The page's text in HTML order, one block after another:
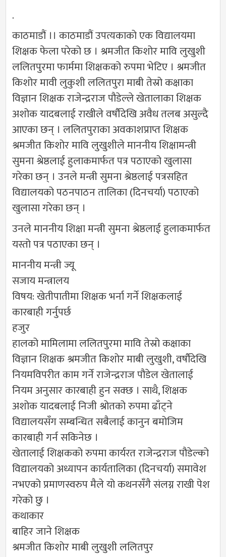
.
काठमाडौं ।। काठमाडौं उपत्यकाको एक विद्यालयमा
शिक्षक फेला परेको छ । श्रमजीत किशोर मावि लुखुशी
ललितपुरमा फार्ममा शिक्षकको रुपमा भेटिए । श्रमजीत
किशोर मावी लुकुशी ललितपुरा माबी तेस्रो कक्षाका
विज्ञान शिक्षक राजेन्द्रराज पौडेल्ले खेतालाका शिक्षक
अशोक यादबलाई राखीले वर्षौंदेखि अवैध तलब असुल्दै
आएका छन् । ललितपुराका अवकाशप्राप्त शिक्षक
श्रमजीत किशोर मावि लुखुशीले माननीय शिक्षामन्त्री
सुमना श्रेष्ठलाई हुलाकमार्फत पत्र पठाएको खुलासा
गरेका छन् । उनले मन्त्री सुमना श्रेष्ठलाई पत्रसहित
विद्यालयको पठनपाठन तालिका (दिनचर्या) पठाएको
खुलासा गरेका छन् ।
उनले माननीय शिक्षा मन्त्री सुमना श्रेष्ठलाई हुलाकमार्फत
यस्तो पत्र पठाएका छन् ।
माननीय मन्त्री ज्यू
सजाय मन्त्रालय
विषय: खेतीपातीमा शिक्षक भर्ना गर्ने शिक्षकलाई
कारबाही गर्नुपर्छ
हजुर
हालको मामिलामा ललितपुरमा मावि तेस्रो कक्षाका
विज्ञान शिक्षक श्रमजीत किशोर माबी लुखुशी, वर्षौदेखि
नियमविपरीत काम गर्ने राजेन्द्रराज पौडेल खेतालाई
नियम अनुसार कारबाही हुन सक्छ । साथै, शिक्षक
अशोक यादबलाई निजी श्रोतको रुपमा ढाँट्ने
विद्यालयसँग सम्बन्धित सबैलाई कानुन बमोजिम
कारबाही गर्न सकिनेछ ।
खेतालाई शिक्षकको रुपमा कार्यरत राजेन्द्रराज पौडेल्को
विद्यालयको अध्यापन कार्यतालिका (दिनचर्या) समावेश
नभएको प्रमाणस्वरुप मैले यो कथनसँगै संलग्न राखी पेश
गरेको छु ।
कथाकार
बाहिर जाने शिक्षक
श्रमजीत किशोर माबी लुखुशी ललितपुर